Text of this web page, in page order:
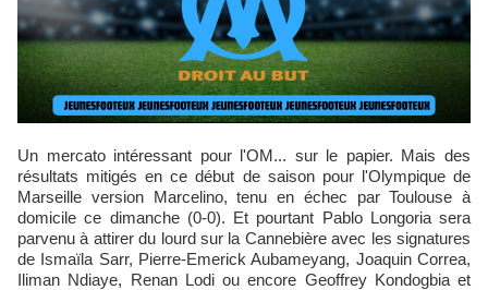
Un mercato intéressant pour l'OM... sur le papier. Mais des
résultats mitigés en ce début de saison pour l'Olympique de
Marseille version Marcelino, tenu en échec par Toulouse à
domicile ce dimanche (0-0). Et pourtant Pablo Longoria sera
parvenu à attirer du lourd sur la Cannebière avec les signatures
de Ismaïla Sarr, Pierre-Emerick Aubameyang, Joaquin Correa,
Iliman Ndiaye, Renan Lodi ou encore Geoffrey Kondogbia et